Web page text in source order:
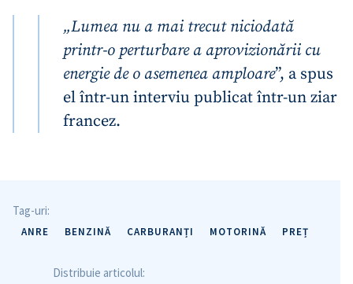
„Lumea nu a mai trecut niciodată
printr-o perturbare a aprovizionării cu
energie de o asemenea amploare”, a spus
el într-un interviu publicat într-un ziar
francez.
Tag-uri:
ANRE BENZINĂ CARBURANȚI MOTORINĂ PREȚ
Distribuie articolul: